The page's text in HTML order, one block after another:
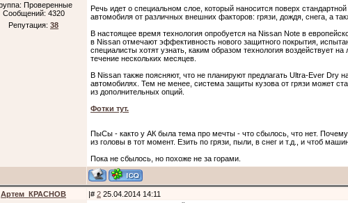
Проверенные
Сообщений: 4320
Репутация: 38
Речь идет о специальном слое, который наносится поверх
автомобиля от различных внешних факторов: грязи, дождя, снега, а
В настоящее время технология опробуется на Nissan Note в
в Nissan отмечают эффективность нового защитного покрытия,
специалисты хотят узнать, каким образом технология воздействует на
течение нескольких месяцев.
В Nissan также поясняют, что не планируют предлагать Ultra-Ever Dry
автомобилях. Тем не менее, система защиты кузова от грязи может
из дополнительных опций.
Фотки тут.
ПыСы - както у АК была тема про мечты - что сбылось, что нет.
из головы в тот момент. Езить по грязи, пыли, в снег и т.д., и чтоб
Пока не сбылось, но похоже не за горами.
Артем_КРАСНОВ |# 2 25.04.2014 14:11